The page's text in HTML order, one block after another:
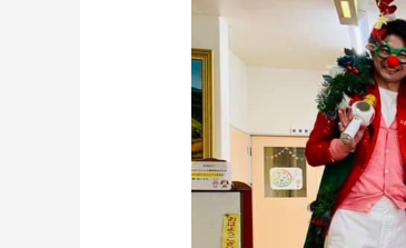
リ
ス
マ
ス
ク